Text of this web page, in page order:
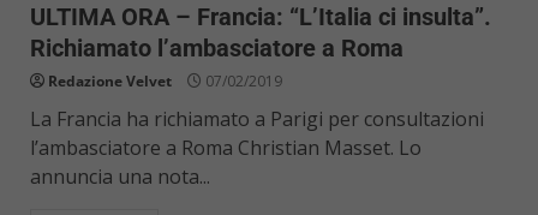
ULTIMA ORA – Francia: “L’Italia ci insulta”.
Richiamato l’ambasciatore a Roma
Redazione Velvet 07/02/2019
La Francia ha richiamato a Parigi per consultazioni
l’ambasciatore a Roma Christian Masset. Lo
annuncia una nota...